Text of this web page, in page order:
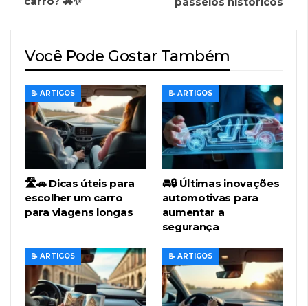
Você Pode Gostar Também
📝 ARTIGOS
🛣️🚗 Dicas úteis para
escolher um carro
para viagens longas
📝 ARTIGOS
🚘🔒 Últimas inovações
automotivas para
aumentar a
segurança
📝 ARTIGOS 📝 ARTIGOS